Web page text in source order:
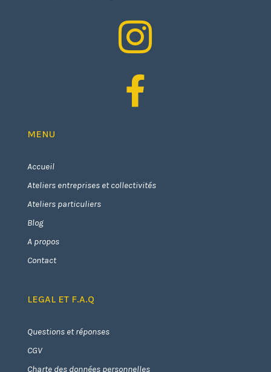


MENU
Accueil
Ateliers entreprises et collectivités
Ateliers particuliers
Blog
A propos
Contact
LEGAL ET F.A.Q
Questions et réponses
CGV
Charte des données personnelles